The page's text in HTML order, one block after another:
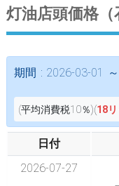
灯油店頭価格
期間 : 2026-03-01
(平均消費税10％)(18
日付
2026-07-27